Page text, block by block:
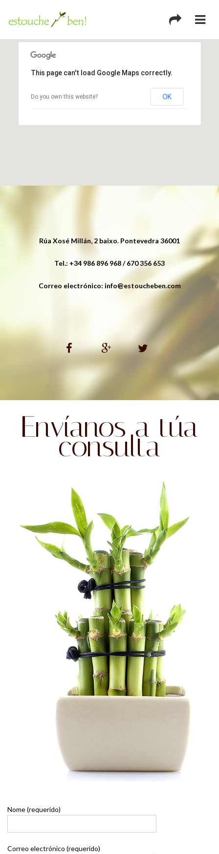
This page can't load Google Maps correctly.
Do you own this website? OK
Rúa Xosé Millán, 2 baixo. Pontevedra 36001
Tel.: +34 986 896 968 / 670 356 653
Correo electrónico: info@estoucheben.com
Envíanos a túa
consulta
Nome (requerido)
Correo electrónico (requerido)